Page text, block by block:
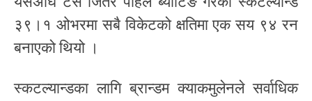
३९।१ ओभरमा सबै विकेटको क्षतिमा एक सय ९४ रन
बनाएको थियो ।
स्कटल्यान्डका लागि ब्रान्डम क्याकमुलेनले सर्वाधिक